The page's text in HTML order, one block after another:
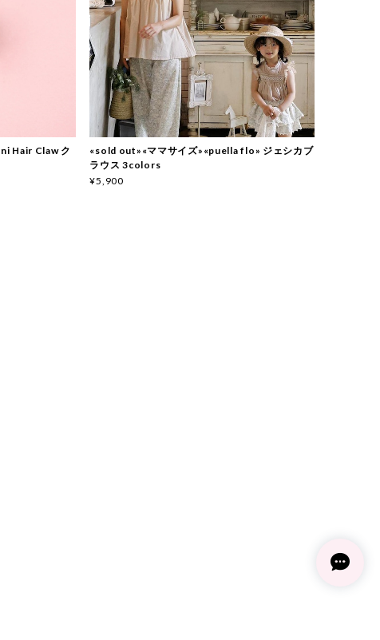
Hair Claw ク
«sold out»«ママサイズ»«puella flo» ジェシカブ
ラウス 3colors
¥5,900